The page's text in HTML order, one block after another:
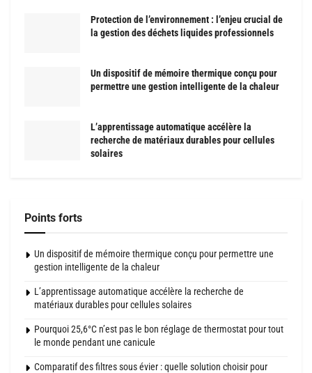
Protection de l’environnement : l’enjeu crucial de
la gestion des déchets liquides professionnels
Un dispositif de mémoire thermique conçu pour
permettre une gestion intelligente de la chaleur
L’apprentissage automatique accélère la
recherche de matériaux durables pour cellules
solaires
Points forts
Un dispositif de mémoire thermique conçu pour permettre une
gestion intelligente de la chaleur
L’apprentissage automatique accélère la recherche de
matériaux durables pour cellules solaires
Pourquoi 25,6°C n’est pas le bon réglage de thermostat pour tout
le monde pendant une canicule
Comparatif des filtres sous évier : quelle solution choisir pour